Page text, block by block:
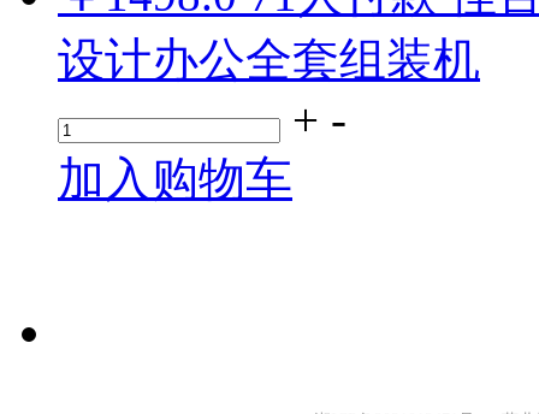
设计办公全套组装机
+ -
加入购物车